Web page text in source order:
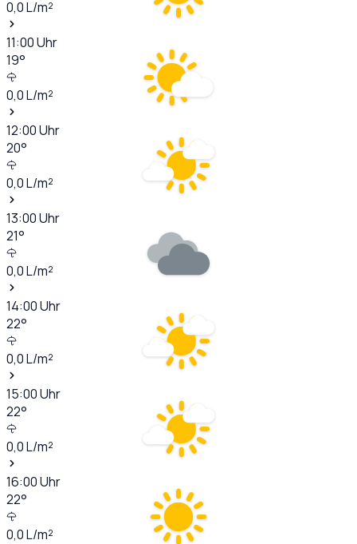
0,0L/m²
11:00Uhr
19°
0,0L/m²
12:00Uhr
20°
0,0L/m²
13:00Uhr
21°
0,0L/m²
14:00Uhr
22°
0,0L/m²
15:00Uhr
22°
0,0L/m²
16:00Uhr
22°
0,0L/m²